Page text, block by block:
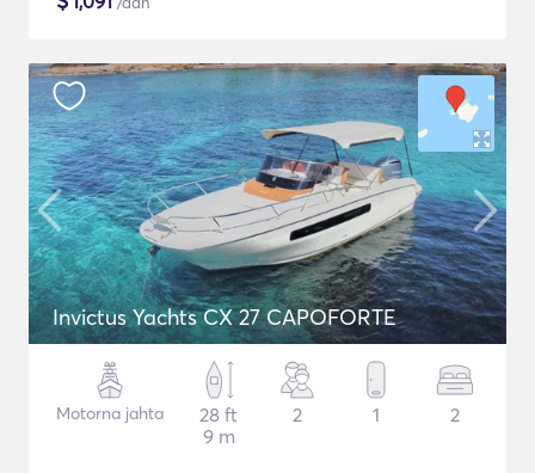
Invictus Yachts CX 27 CAPOFORTE
Motorna jahta
28 ft
9 m
2 1 2